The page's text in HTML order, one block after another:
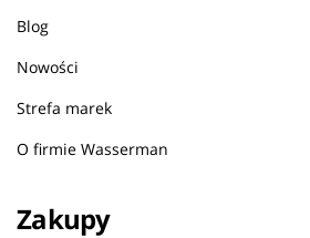
Blog
Nowości
Strefa marek
O firmie Wasserman
Zakupy